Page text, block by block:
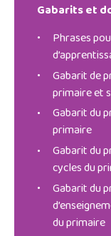
Gabarits et
Phrases
Gabarit de
primaire et
Gabarit du
primaire
Gabarit du
cycles du
Gabarit du
du primaire